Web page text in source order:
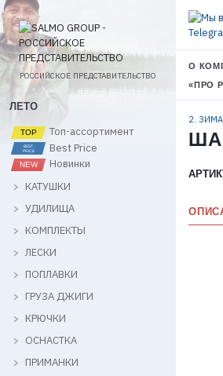
РОССИЙСКОЕ ПРЕДСТАВИТЕЛЬСТВО
ЛЕТО
Топ-ассортимент
Best Price
Новинки
КАТУШКИ
УДИЛИЩА
КОМПЛЕКТЫ
ЛЕСКИ
ПОПЛАВКИ
ГРУЗА ДЖИГИ
КРЮЧКИ
ОСНАСТКА
ПРИМАНКИ
О
«ПРО
2. ЗИМА